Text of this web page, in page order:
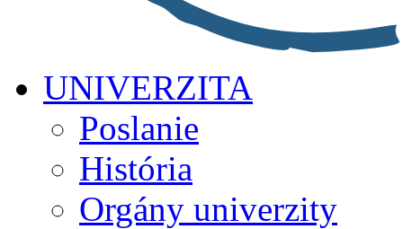
UNIVERZITA
Poslanie
História
Orgány univerzity